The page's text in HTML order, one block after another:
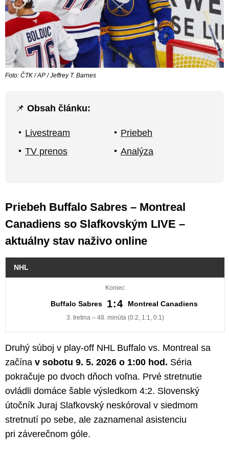
Foto: ČTK / AP / Jeffrey T. Barnes
📌 Obsah článku:
Livestream
Priebeh
TV prenos
Analýza
Priebeh Buffalo Sabres – Montreal
Canadiens so Slafkovským LIVE –
aktuálny stav naživo online
NHL
Koniec
Buffalo Sabres 1:4 Montreal Canadiens
3. tretina – 48. minúta (0:2, 1:1, 0:1)
Druhý súboj v play-off NHL Buffalo vs. Montreal sa
začína v sobotu 9. 5. 2026 o 1:00 hod. Séria
pokračuje po dvoch dňoch voľna. Prvé stretnutie
ovládli domáce šable výsledkom 4:2. Slovenský
útočník Juraj Slafkovský neskóroval v siedmom
stretnutí po sebe, ale zaznamenal asistenciu
pri záverečnom góle.